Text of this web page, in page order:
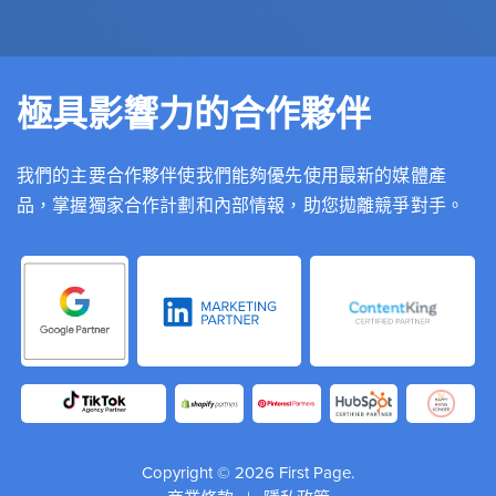
極具影響力的合作夥伴
我們的主要合作夥伴使我們能夠優先使用最新的媒體產
品，掌握獨家合作計劃和內部情報，助您拋離競爭對手。
Copyright © 2026 First Page.